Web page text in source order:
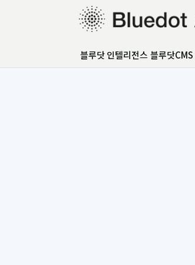
블루닷 인텔리전스
블루닷CMS
블루닷 인텔리전스 블루닷CMS